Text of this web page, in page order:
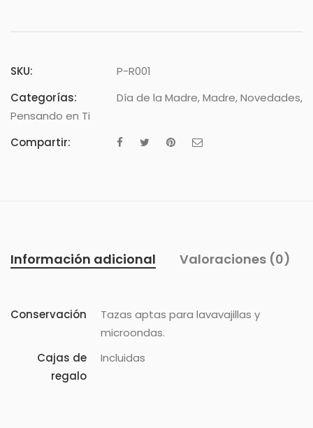
SKU:
P-R001
Categorías:
Día de la Madre,Madre,Novedades,
Pensando en Ti
Compartir:
Información adicional Valoraciones (0)
Conservación
Tazas aptas para lavavajillas y
microondas.
Cajas de
regalo
Incluidas